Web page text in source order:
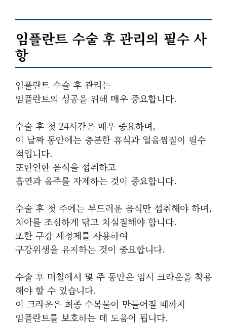
임플란트 수술 후 관리의 필수 사
항
임플란트 수술 후 관리는
임플란트의 성공을 위해 매우 중요합니다.
수술 후 첫 24시간은 매우 중요하며,
이 날짜 동안에는 충분한휴식과 얼음찜질이 필수
적입니다.
또한연한 음식을 섭취하고
흡연과 음주를 자제하는 것이 중요합니다.
수술 후 첫 주에는 부드러운 음식만 섭취해야 하며,
치아를 조심하게 닦고 치실질해야 합니다.
또한구강 세정제를 사용하여
구강위생을 유지하는 것이 중요합니다.
수술 후 며칠에서 몇 주 동안은 임시 크라운을 착용
해야 할 수 있습니다.
이 크라운은 최종 수복물이 만들어질 때까지
임플란트를 보호하는 데 도움이 됩니다.